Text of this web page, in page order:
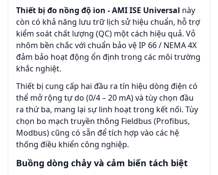
Thiết bị đo nồng độ ion - AMI ISE Universal này
còn có khả năng lưu trữ lịch sử hiệu chuẩn, hỗ trợ
kiểm soát chất lượng (QC) một cách hiệu quả. Vỏ
nhôm bền chắc với chuẩn bảo vệ IP 66 / NEMA 4X
đảm bảo hoạt động ổn định trong các môi trường
khắc nghiệt.
Thiết bị cung cấp hai đầu ra tín hiệu dòng điện có
thể mở rộng tự do (0/4 – 20 mA) và tùy chọn đầu
ra thứ ba, mang lại sự linh hoạt trong kết nối. Tùy
chọn bo mạch truyền thông Fieldbus (Profibus,
Modbus) cũng có sẵn để tích hợp vào các hệ
thống điều khiển công nghiệp.
Buồng dòng chảy và cảm biến tách biệt